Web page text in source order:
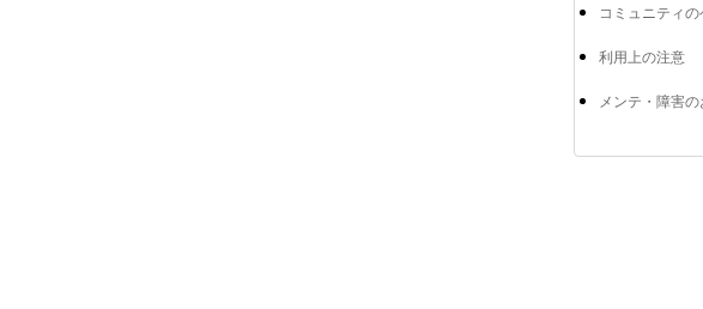
コミュニティ
利用上の注意
メンテ・障害